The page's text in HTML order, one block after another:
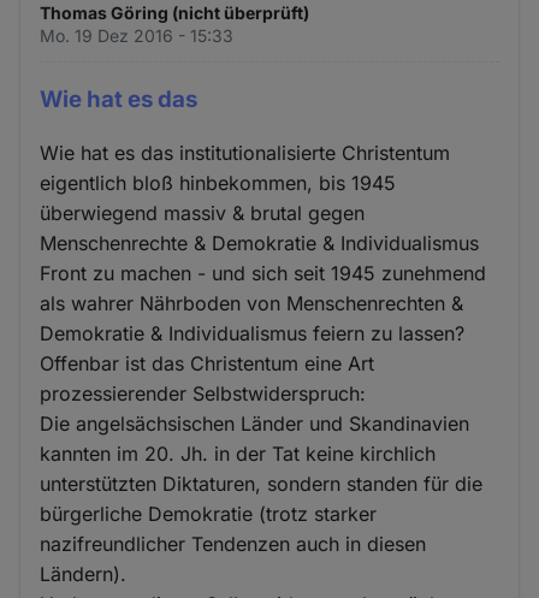
Thomas Göring (nicht überprüft)
Mo. 19 Dez 2016 - 15:33
Wie hat es das
Wie hat es das institutionalisierte Christentum
eigentlich bloß hinbekommen, bis 1945
überwiegend massiv & brutal gegen
Menschenrechte & Demokratie & Individualismus
Front zu machen - und sich seit 1945 zunehmend
als wahrer Nährboden von Menschenrechten &
Demokratie & Individualismus feiern zu lassen?
Offenbar ist das Christentum eine Art
prozessierender Selbstwiderspruch:
Die angelsächsischen Länder und Skandinavien
kannten im 20. Jh. in der Tat keine kirchlich
unterstützten Diktaturen, sondern standen für die
bürgerliche Demokratie (trotz starker
nazifreundlicher Tendenzen auch in diesen
Ländern).